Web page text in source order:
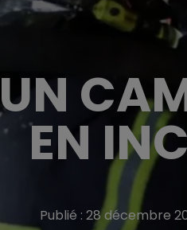
EN
Publié : 28 décembre